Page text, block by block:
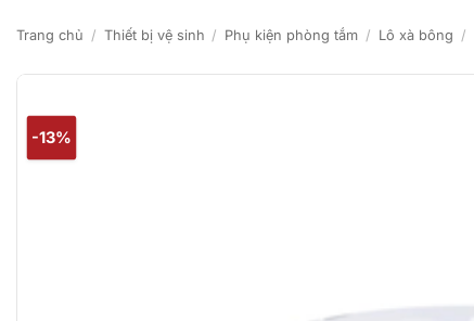
Trang chủ / Thiết bị vệ sinh / Phụ kiện phòng tắm / Lô xà bông /
-13%